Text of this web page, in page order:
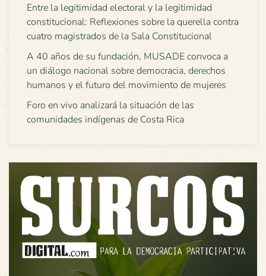
Entre la legitimidad electoral y la legitimidad
constitucional: Reflexiones sobre la querella contra
cuatro magistrados de la Sala Constitucional
A 40 años de su fundación, MUSADE convoca a
un diálogo nacional sobre democracia, derechos
humanos y el futuro del movimiento de mujeres
Foro en vivo analizará la situación de las
comunidades indígenas de Costa Rica